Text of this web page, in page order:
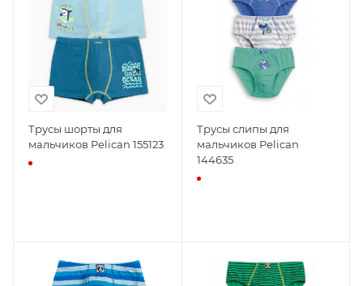
Трусы шорты для
мальчиков Pelican 155123
Трусы слипы для
мальчиков Pelican
144635